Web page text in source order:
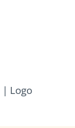
| Logo